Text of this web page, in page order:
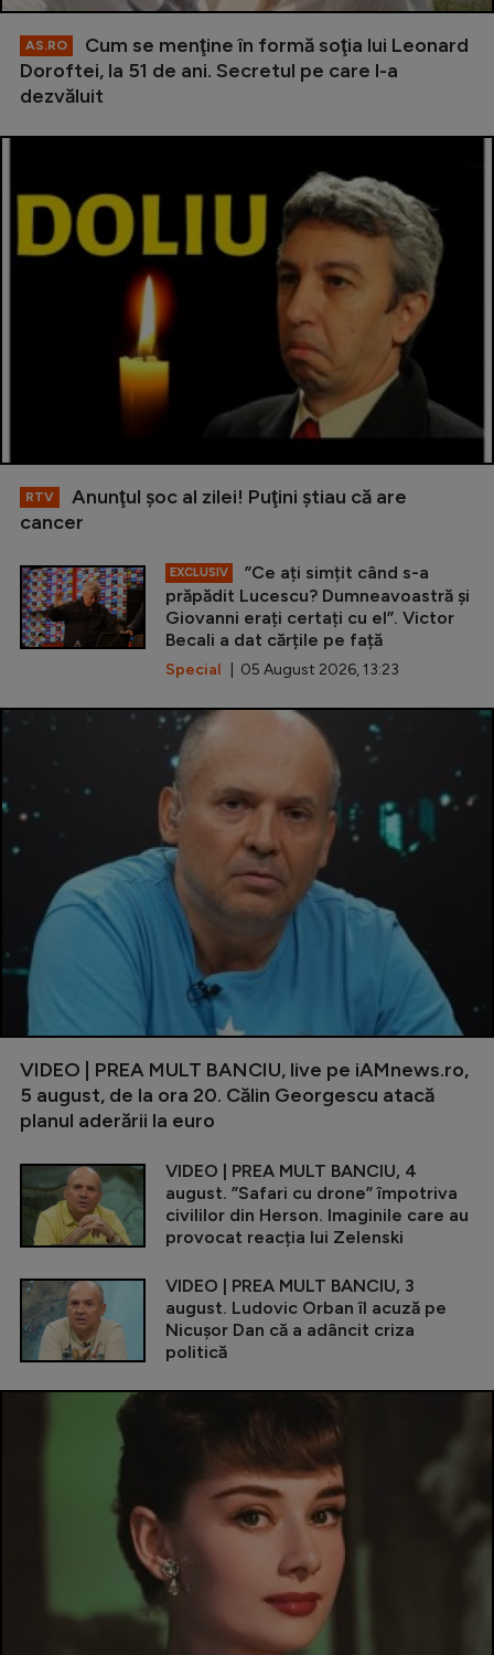
AS.RO
Cum se menţine în formă soţia lui Leonard
Doroftei, la 51 de ani. Secretul pe care l-a
dezvăluit
RTV
Anunţul şoc al zilei! Puţini ştiau că are
cancer
EXCLUSIV
”Ce ați simțit când s-a
prăpădit Lucescu? Dumneavoastră și
Giovanni erați certați cu el”. Victor
Becali a dat cărțile pe față
Special | 05 August 2026, 13:23
VIDEO | PREA MULT BANCIU, live pe iAMnews.ro,
5 august, de la ora 20. Călin Georgescu atacă
planul aderării la euro
VIDEO | PREA MULT BANCIU, 4
august. ”Safari cu drone” împotriva
civililor din Herson. Imaginile care au
provocat reacția lui Zelenski
VIDEO | PREA MULT BANCIU, 3
august. Ludovic Orban îl acuză pe
Nicușor Dan că a adâncit criza
politică